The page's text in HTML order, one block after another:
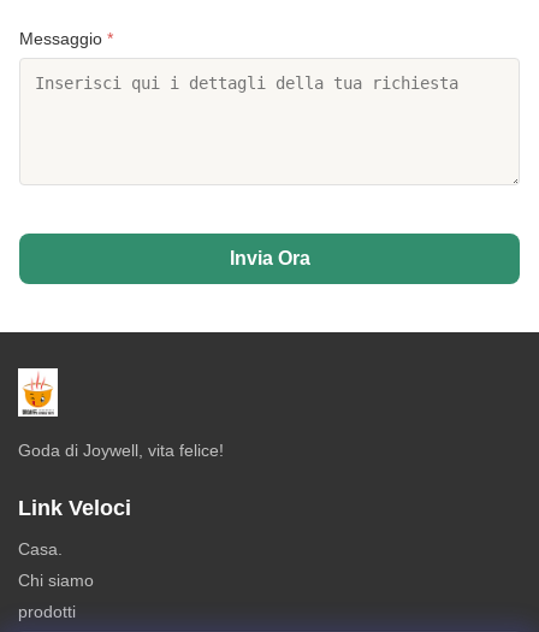
Messaggio *
Invia Ora
Goda di Joywell, vita felice!
Link Veloci
Casa.
Chi siamo
prodotti